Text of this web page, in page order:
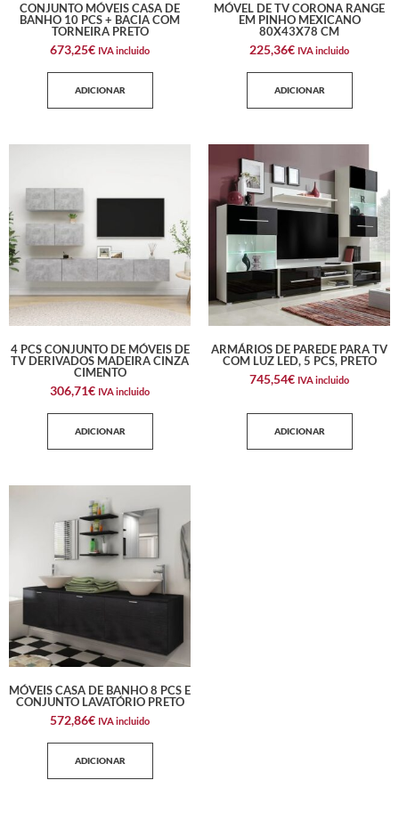
CONJUNTO MÓVEIS CASA DE
BANHO 10 PCS + BACIA COM
TORNEIRA PRETO
673,25€ IVA incluido
ADICIONAR
MÓVEL DE TV CORONA RANGE
EM PINHO MEXICANO
80X43X78 CM
225,36€ IVA incluido
ADICIONAR
4 PCS CONJUNTO DE MÓVEIS DE
TV DERIVADOS MADEIRA CINZA
CIMENTO
306,71€ IVA incluido
ADICIONAR
ARMÁRIOS DE PAREDE PARA TV
COM LUZ LED, 5 PCS, PRETO
745,54€ IVA incluido
ADICIONAR
MÓVEIS CASA DE BANHO 8 PCS E
CONJUNTO LAVATÓRIO PRETO
572,86€ IVA incluido
ADICIONAR